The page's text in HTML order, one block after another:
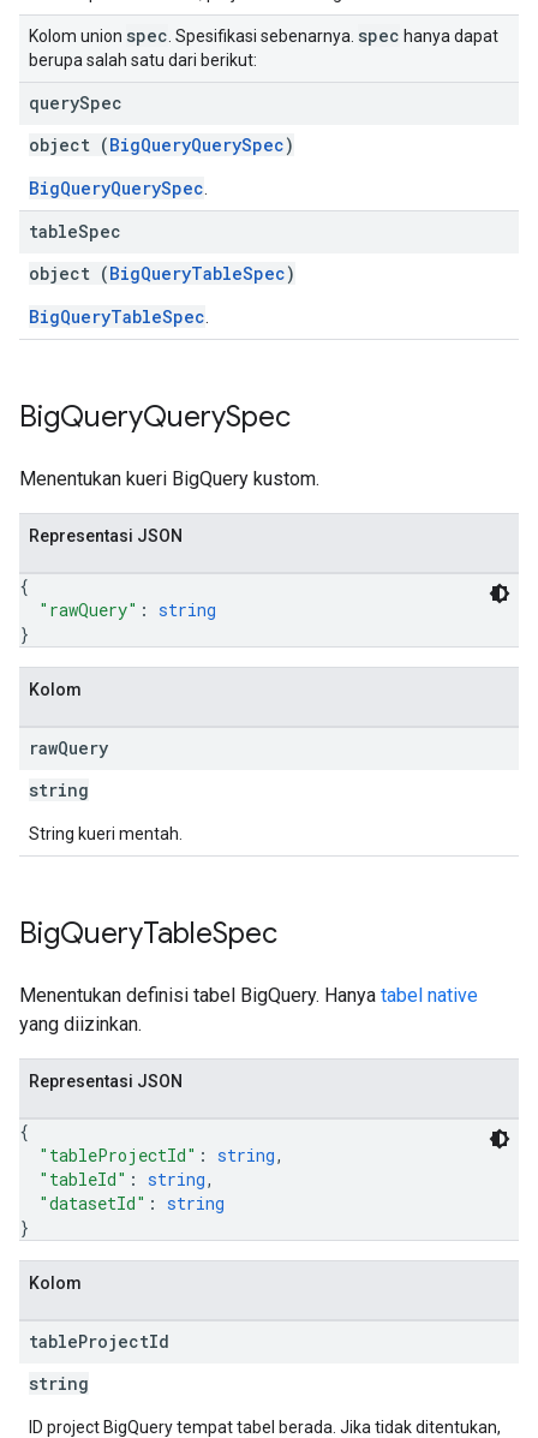
Kolom union spec . Spesifikasi sebenarnya. spec hanya dapat
berupa salah satu dari berikut:
querySpec
object (BigQueryQuerySpec)
BigQueryQuerySpec
tableSpec
object (BigQueryTableSpec)
BigQueryTableSpec
BigQueryQuerySpec
Menentukan kueri BigQuery kustom.
Representasi JSON
{
"rawQuery" : string
}
Kolom
rawQuery
string
String kueri mentah.
BigQueryTableSpec
Menentukan definisi tabel BigQuery. Hanya tabel native
yang diizinkan.
Representasi JSON
{
"tableProjectId" : string,
"tableId" : string,
"datasetId" : string
}
Kolom
tableProjectId
string
ID project BigQuery tempat tabel berada. Jika tidak ditentukan,